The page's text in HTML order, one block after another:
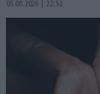
05.08.2026 | 22:52